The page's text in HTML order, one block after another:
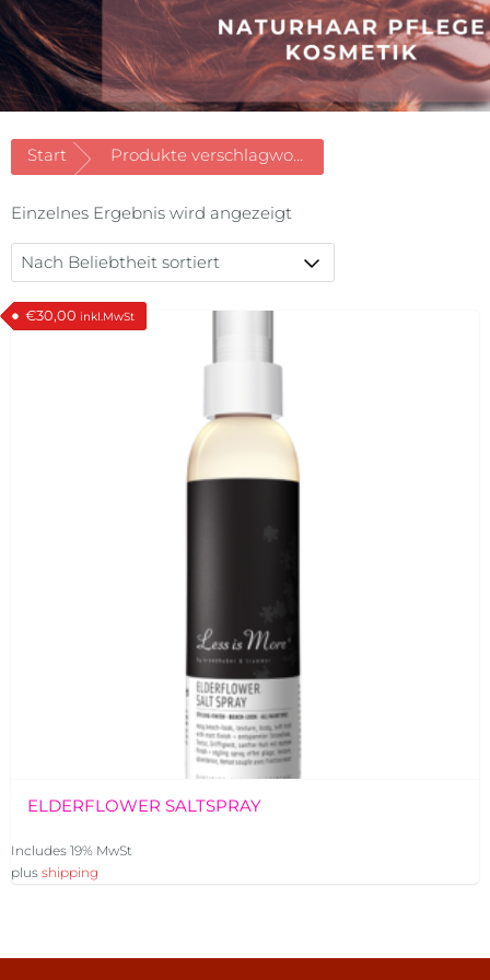
Start
Einzelnes Ergebnis wird angezeigt
ELDERFLOWER SALTSPRAY
€30,00 inkl.MwSt
Includes 19% MwSt
plus shipping